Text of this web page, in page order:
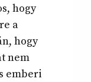
hogy
a
hogy
nem
emberi